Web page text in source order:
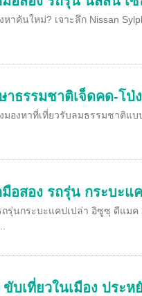
าคันใหม่? เจาะลึก Nissan
าธรรมชาติเจ็ดคด-โป่
มองหาที่เที่ยวรับลมธรรมชาติแ
อสอง รถรุ่น กระบะแ
รุ่นกระบะแคปเปล่า อิซูซุ ดีแม
ขับเที่ยวในเมือง ประ